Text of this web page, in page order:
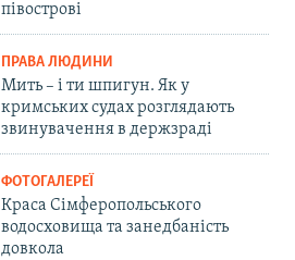
півострові
ПРАВА ЛЮДИНИ
Мить – і ти шпигун. Як у
кримських судах розглядають
звинувачення в держзраді
ФОТОГАЛЕРЕЇ
Краса Сімферопольського
водосховища та занедбаність
довкола